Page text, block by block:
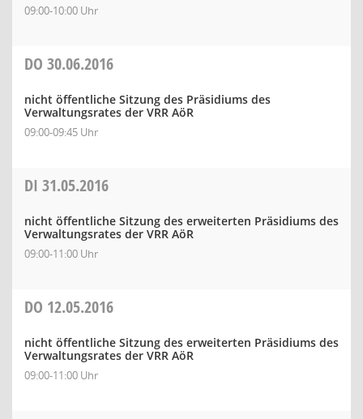
09:00-10:00 Uhr
DO 30.06.2016
nicht öffentliche Sitzung des Präsidiums des
Verwaltungsrates der VRR AöR
09:00-09:45 Uhr
DI 31.05.2016
nicht öffentliche Sitzung des erweiterten Präsidiums des
Verwaltungsrates der VRR AöR
09:00-11:00 Uhr
DO 12.05.2016
nicht öffentliche Sitzung des erweiterten Präsidiums des
Verwaltungsrates der VRR AöR
09:00-11:00 Uhr